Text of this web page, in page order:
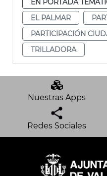
EL PALMAR
PARTICIPACIÓN
TRILLADORA
Nuestras Apps
Redes Sociales